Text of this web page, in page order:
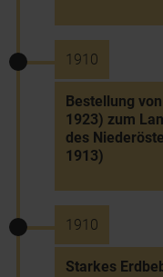
1910
Bestellung
1923) zum
des
1913)
1910
Starkes